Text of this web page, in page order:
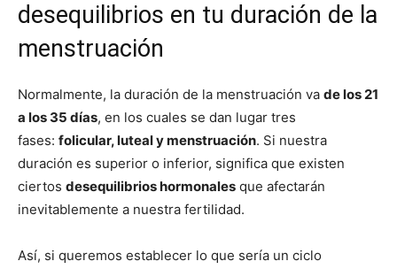
desequilibrios en tu duración de la
menstruación
Normalmente, la duración de la menstruación va de los 21
a los 35 días, en los cuales se dan lugar tres
fases: folicular, luteal y menstruación. Si nuestra
duración es superior o inferior, significa que existen
ciertos desequilibrios hormonales que afectarán
inevitablemente a nuestra fertilidad.
Así, si queremos establecer lo que sería un ciclo